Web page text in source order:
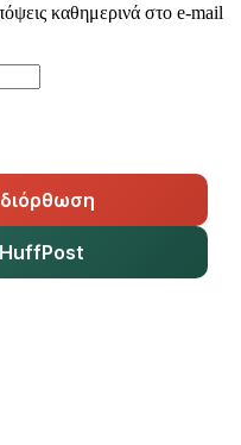
καθημερινά στο e-mail
διόρθωση
HuffPost